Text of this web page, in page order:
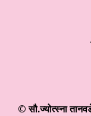
© सौ.ज्योत्स्ना